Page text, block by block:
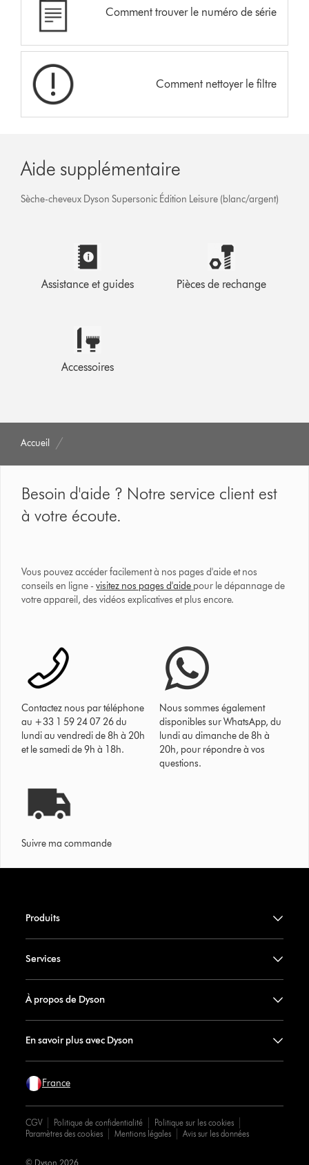
Comment trouver le numéro de série
Comment nettoyer le filtre
Aide supplémentaire
Sèche-cheveux Dyson Supersonic Édition Leisure (blanc/argent)
Assistance et guides Pièces de rechange
Accessoires
Accueil
Besoin d'aide ? Notre service client est
à votre écoute.
Vous pouvez accéder facilement à nos pages d'aide et nos
conseils en ligne -visitez nos pages d'aide pour le dépannage de
votre appareil, des vidéos explicatives et plus encore.
Contactez nous par téléphone
au +33 1 59 24 07 26 du
lundi au vendredi de 8h à 20h
et le samedi de 9h à 18h.
Nous sommes également
disponibles sur WhatsApp, du
lundi au dimanche de 8h à
20h, pour répondre à vos
questions.
Suivre ma commande
Produits
Services
À propos de Dyson
En savoir plus avec Dyson
France
CGV Politique de confidentialité
Politique sur les cookies
Paramètres des cookies
Mentions légales Avis sur les données
© Dyson 2026